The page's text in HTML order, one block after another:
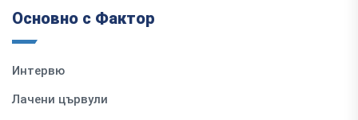
Основно с Фактор
Интервю
Лачени цървули